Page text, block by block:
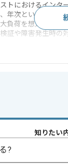
トにおけるインタ
年次といった作業
負荷を想定した性
証や障害発生時の
ジメント経験
テムの知見
知りたい
?